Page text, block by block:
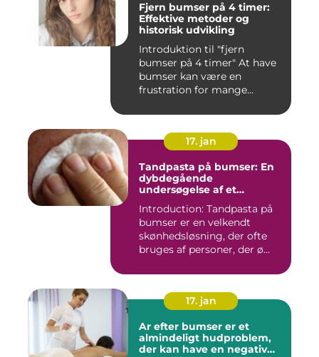
Fjern bumser på 4 timer:
Effektive metoder og
historisk udvikling
Introduktion til "fjern
bumser på 4 timer" At have
bumser kan være en
frustration for mange
17. jan
Tandpasta på bumser: En
dybdegående
undersøgelse af et
Introduction: Tandpasta på
bumser er en velkendt
skønhedsløsning, der ofte
bruges af personer, der ø...
17. jan
Ar efter bumser er et
almindeligt hudproblem,
der kan have en negativ